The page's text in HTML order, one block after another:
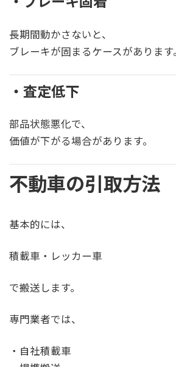
長期間動かさないと、
ブレーキが固まるケースがあります。
・査定低下
部品状態悪化で、
価値が下がる場合があります。
不動車の引取方法
基本的には、
積載車・レッカー車
で搬送します。
専門業者では、
・自社積載車